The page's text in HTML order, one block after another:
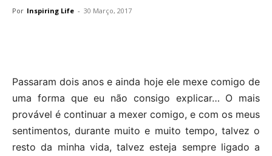
Por Inspiring Life - 30 Março, 2017
Passaram dois anos e ainda hoje ele mexe comigo de
uma forma que eu não consigo explicar… O mais
provável é continuar a mexer comigo, e com os meus
sentimentos, durante muito e muito tempo, talvez o
resto da minha vida, talvez esteja sempre ligado a